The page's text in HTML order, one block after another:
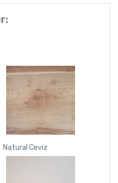
Natural Ceviz